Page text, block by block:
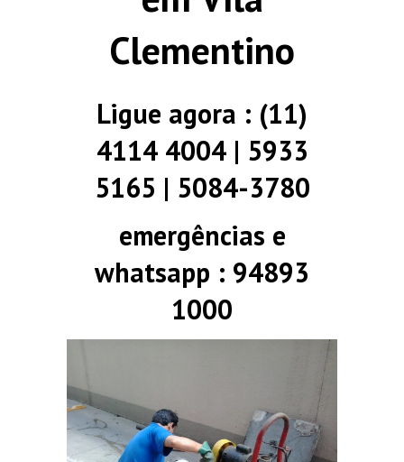
Clementino
Ligue agora : (11)
4114 4004 | 5933
5165 | 5084-3780
emergências e
whatsapp : 94893
1000